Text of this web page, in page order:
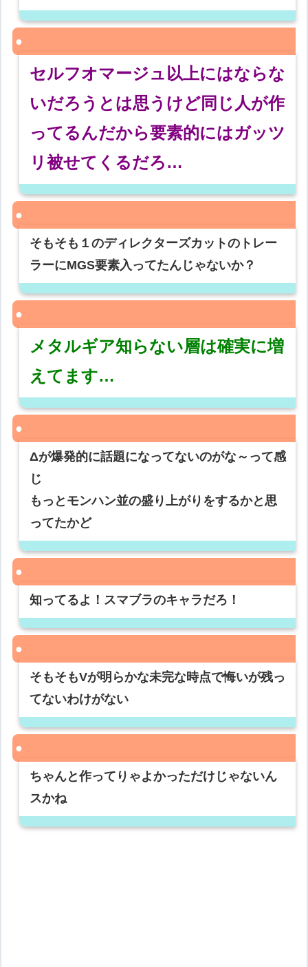
セルフオマージュ以上にはならな
いだろうとは思うけど同じ人が作
ってるんだから要素的にはガッツ
リ被せてくるだろ…
そもそも１のディレクターズカットのトレー
ラーにMGS要素入ってたんじゃないか？
メタルギア知らない層は確実に増
えてます…
Δが爆発的に話題になってないのがな～って感
じ
もっとモンハン並の盛り上がりをするかと思
ってたかど
知ってるよ！スマブラのキャラだろ！
そもそもVが明らかな未完な時点で悔いが残っ
てないわけがない
ちゃんと作ってりゃよかっただけじゃないん
スかね